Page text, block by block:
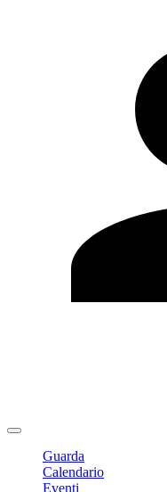
Guarda
Calendario
Eventi